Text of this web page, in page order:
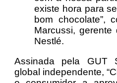
existe hora para
bom chocolate”,
Marcussi, gerente
Nestlé.
Assinada pela GUT
global independente,